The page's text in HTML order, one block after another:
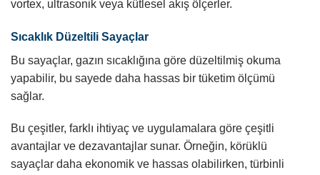
vortex, ultrasonik veya kütlesel akış ölçerler.
Sıcaklık Düzeltili Sayaçlar
Bu sayaçlar, gazın sıcaklığına göre düzeltilmiş okuma
yapabilir, bu sayede daha hassas bir tüketim ölçümü
sağlar.
Bu çeşitler, farklı ihtiyaç ve uygulamalara göre çeşitli
avantajlar ve dezavantajlar sunar. Örneğin, körüklü
sayaçlar daha ekonomik ve hassas olabilirken, türbinli